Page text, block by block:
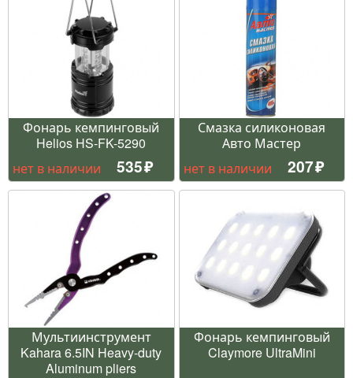
Фонарь кемпинговый
Helios HS-FK-5290
нет в наличии
535
Смазка силиконовая
Авто Мастер
нет в наличии
207
Мультиинструмент
Kahara 6.5IN Heavy-duty
Aluminum pliers
Фонарь кемпинговый
Claymore UltraMini